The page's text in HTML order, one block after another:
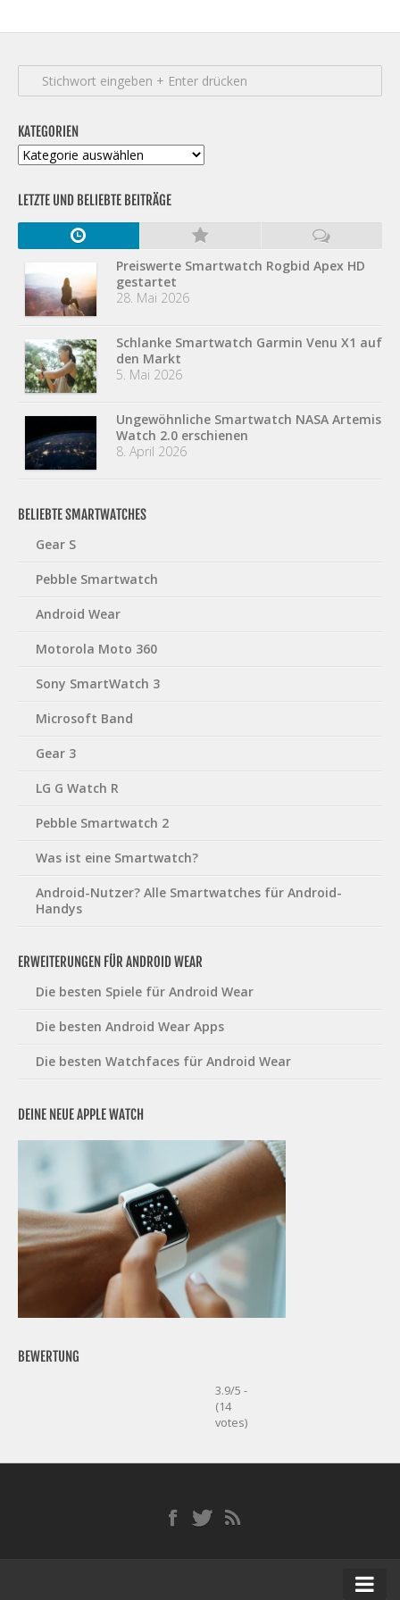
KATEGORIEN
Kategorien
LETZTE UND BELIEBTE BEITRÄGE
Preiswerte Smartwatch Rogbid Apex HD
gestartet
28. Mai 2026
Schlanke Smartwatch Garmin Venu X1 auf
den Markt
5. Mai 2026
Ungewöhnliche Smartwatch NASA Artemis
Watch 2.0 erschienen
8. April 2026
BELIEBTE SMARTWATCHES
Gear S
Pebble Smartwatch
Android Wear
Motorola Moto 360
Sony SmartWatch 3
Microsoft Band
Gear 3
LG G Watch R
Pebble Smartwatch 2
Was ist eine Smartwatch?
Android-Nutzer? Alle Smartwatches für Android-
Handys
ERWEITERUNGEN FÜR ANDROID WEAR
Die besten Spiele für Android Wear
Die besten Android Wear Apps
Die besten Watchfaces für Android Wear
DEINE NEUE APPLE WATCH
BEWERTUNG
3.9/5 -
(14
votes)